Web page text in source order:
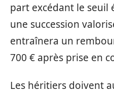
part excédant le seuil
une succession
entraînera un
700 € après prise en
Les héritiers doivent